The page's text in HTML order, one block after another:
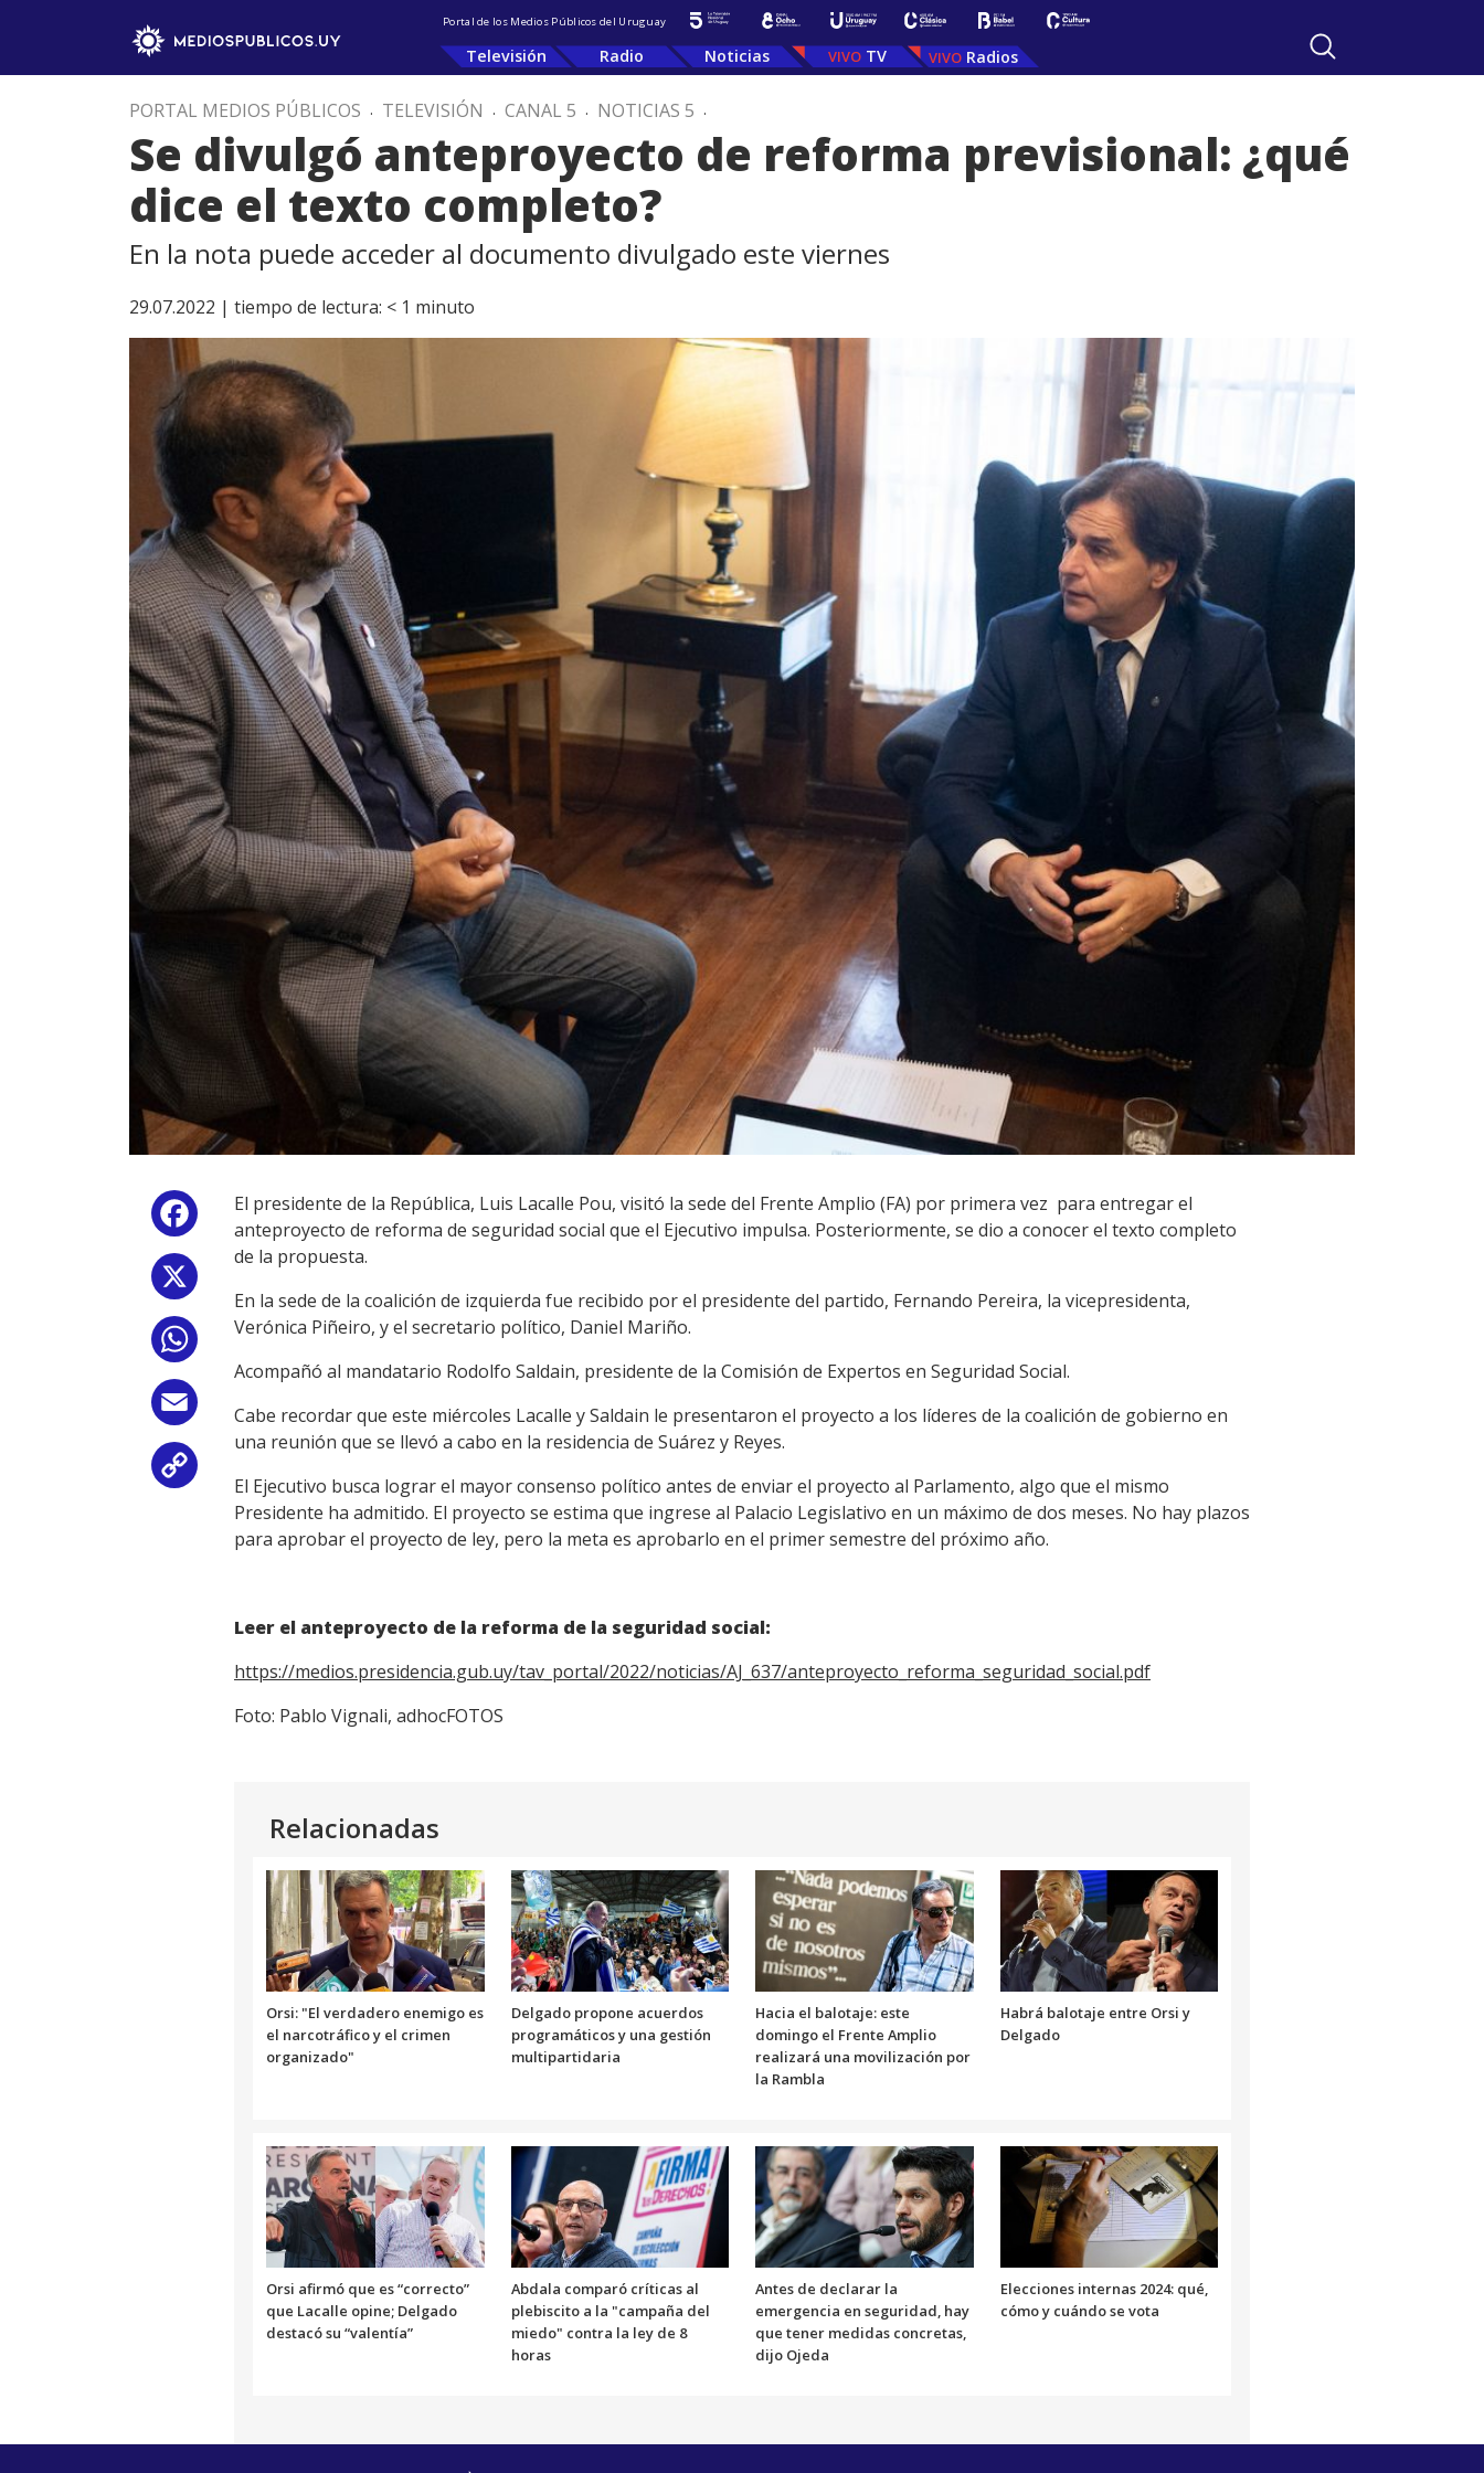
Portal de los Medios Públicos del Uruguay
Televisión Radio Noticias TV Radios
PORTAL MEDIOS PÚBLICOS . TELEVISIÓN . CANAL 5 . NOTICIAS 5 .
Se divulgó anteproyecto de reforma previsional: ¿qué
dice el texto completo?
En la nota puede acceder al documento divulgado este viernes
29.07.2022 | tiempo de lectura: < 1 minuto
Facebook
Email
Link
El presidente de la República, Luis Lacalle Pou, visitó la sede del Frente Amplio (FA) por primera vez para entregar el
anteproyecto de reforma de seguridad social que el Ejecutivo impulsa. Posteriormente, se dio a conocer el texto completo
de la propuesta.
En la sede de la coalición de izquierda fue recibido por el presidente del partido, Fernando Pereira, la vicepresidenta,
Verónica Piñeiro, y el secretario político, Daniel Mariño.
Acompañó al mandatario Rodolfo Saldain, presidente de la Comisión de Expertos en Seguridad Social.
Cabe recordar que este miércoles Lacalle y Saldain le presentaron el proyecto a los líderes de la coalición de gobierno en
una reunión que se llevó a cabo en la residencia de Suárez y Reyes.
El Ejecutivo busca lograr el mayor consenso político antes de enviar el proyecto al Parlamento, algo que el mismo
Presidente ha admitido. El proyecto se estima que ingrese al Palacio Legislativo en un máximo de dos meses. No hay plazos
para aprobar el proyecto de ley, pero la meta es aprobarlo en el primer semestre del próximo año.
Leer el anteproyecto de la reforma de la seguridad social:
https://medios.presidencia.gub.uy/tav_portal/2022/noticias/AJ_637/anteproyecto_reforma_seguridad_social.pdf
Foto: Pablo Vignali, adhocFOTOS
Relacionadas
Orsi: "El verdadero enemigo es
el narcotráfico y el crimen
organizado"
Delgado propone acuerdos
programáticos y una gestión
multipartidaria
Hacia el balotaje: este
domingo el Frente Amplio
realizará una movilización por
la Rambla
Habrá balotaje entre Orsi y
Delgado
Orsi afirmó que es “correcto”
que Lacalle opine; Delgado
destacó su “valentía”
Abdala comparó críticas al
plebiscito a la "campaña del
miedo" contra la ley de 8
horas
Antes de declarar la
emergencia en seguridad, hay
que tener medidas concretas,
dijo Ojeda
Elecciones internas 2024: qué,
cómo y cuándo se vota